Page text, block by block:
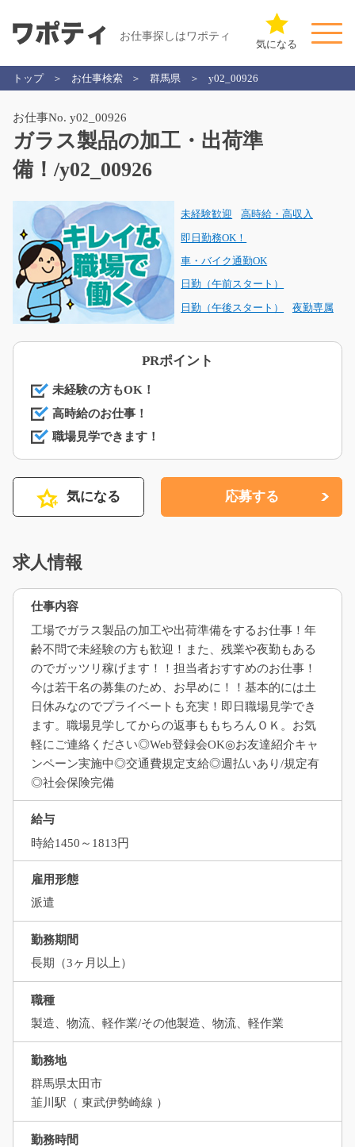
お仕事探しはワポティ
気になる
トップ お仕事検索 群馬県 y02_00926
お仕事No. y02_00926
ガラス製品の加工・出荷準
備！/y02_00926
未経験歓迎 高時給・高収入
即日勤務OK！
車・バイク通勤OK
日勤（午前スタート）
日勤（午後スタート） 夜勤専属
PRポイント
未経験の方もOK！
高時給のお仕事！
職場見学できます！
気になる 応募する
求人情報
仕事内容
工場でガラス製品の加工や出荷準備をするお仕事！年
齢不問で未経験の方も歓迎！また、残業や夜勤もある
のでガッツリ稼げます！！担当者おすすめのお仕事！
今は若干名の募集のため、お早めに！！基本的には土
日休みなのでプライベートも充実！即日職場見学でき
ます。職場見学してからの返事ももちろんＯＫ。お気
軽にご連絡ください◎Web登録会OK◎お友達紹介キャ
ンペーン実施中◎交通費規定支給◎週払いあり/規定有
◎社会保険完備
給与
時給1450～1813円
雇用形態
派遣
勤務期間
長期（3ヶ月以上）
職種
製造、物流、軽作業/その他製造、物流、軽作業
勤務地
群馬県太田市
韮川駅（ 東武伊勢崎線 ）
勤務時間